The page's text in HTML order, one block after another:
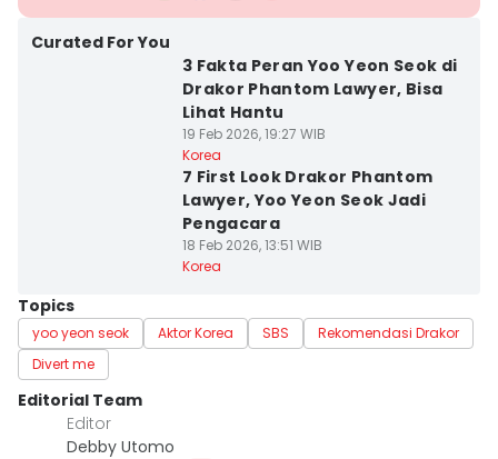
Curated For You
3 Fakta Peran Yoo Yeon Seok di
Drakor Phantom Lawyer, Bisa
Lihat Hantu
19 Feb 2026, 19:27 WIB
Korea
7 First Look Drakor Phantom
Lawyer, Yoo Yeon Seok Jadi
Pengacara
18 Feb 2026, 13:51 WIB
Korea
Topics
yoo yeon seok Aktor Korea SBS
Rekomendasi Drakor
Divert me
Editorial Team
Editor
Debby Utomo